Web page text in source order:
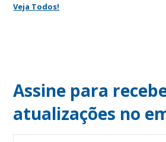
Veja Todos!
Assine para
atualizações no